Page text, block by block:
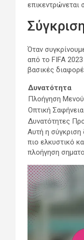
επικεντρώνεται
Όταν
από το FIFA
βασικές
Δυνατότητα
Πλοήγηση Μενού
Οπτική Σαφήνεια
Δυνατότητες
Αυτή η σύγκριση
πιο ελκυστικό
πλοήγηση